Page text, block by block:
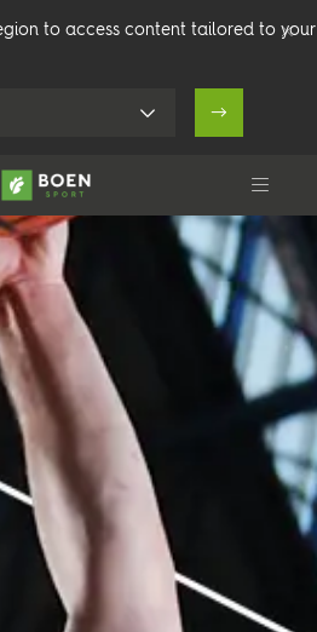
to access content tailored to your
Sie uns: